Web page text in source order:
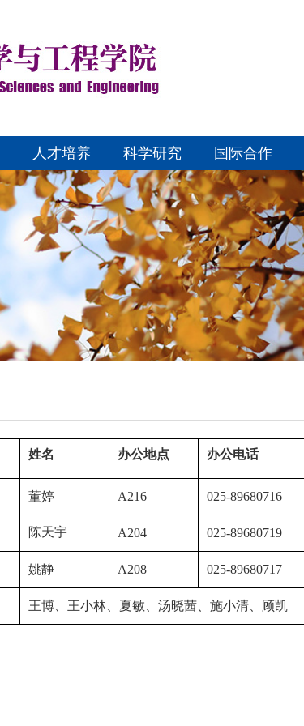
人才培养 科学研究 国际合作
姓名 办公地点 办公电话
董婷 A216 025-89680716
陈天宇 A204 025-89680719
姚静 A208 025-89680717
王博、王小林、夏敏、汤晓茜、施小清、顾凯